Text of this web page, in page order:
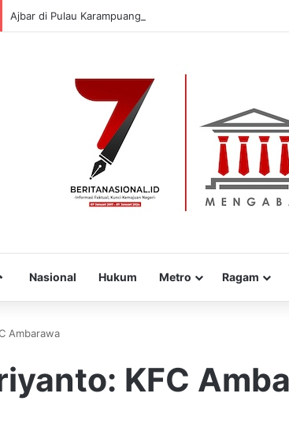
Ajbar di Pulau Karampuang: “Saya Hadir Bukan karena
HomeNasional Hukum Metro Ragam
Ambarawa
KFC